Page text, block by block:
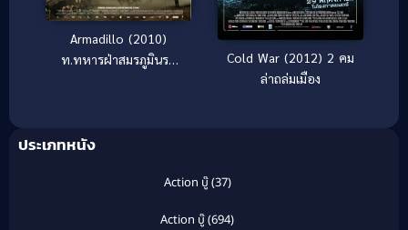
Armadillo (2010)
ท.ทหารฝ่าสมรภูมินรก
Cold War (2012) 2 คม
ล่าถล่มเมือง
ประเภทหนัง
Action บู๊(37)
Action บู๊(694)